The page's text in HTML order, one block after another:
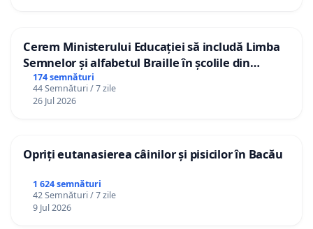
Cerem Ministerului Educației să includă Limba
Semnelor și alfabetul Braille în școlile din
Republica Moldova!
174 semnături
44 Semnături / 7 zile
26 Jul 2026
Opriți eutanasierea câinilor și pisicilor în Bacău
1 624 semnături
42 Semnături / 7 zile
9 Jul 2026